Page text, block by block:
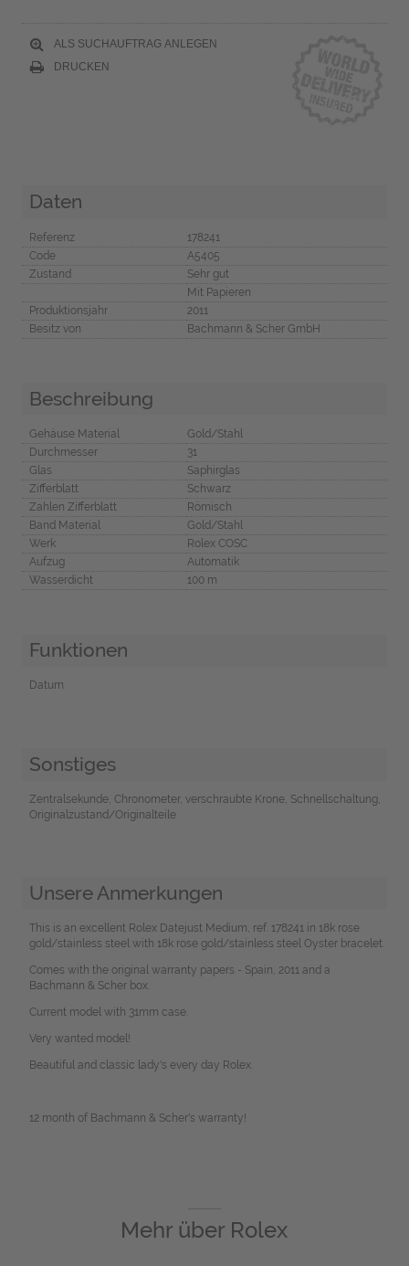
ALS SUCHAUFTRAG ANLEGEN
DRUCKEN
Daten
Referenz
178241
Code
A5405
Zustand
Sehr gut
Mit Papieren
Produktionsjahr
2011
Besitz von
Bachmann & Scher GmbH
Beschreibung
Gehäuse Material
Gold/Stahl
Durchmesser
31
Glas
Saphirglas
Zifferblatt
Schwarz
Zahlen Zifferblatt
Römisch
Band Material
Gold/Stahl
Werk
Rolex COSC
Aufzug
Automatik
Wasserdicht
100 m
Funktionen
Datum
Sonstiges
Zentralsekunde, Chronometer, verschraubte Krone, Schnellschaltung,
Originalzustand/Originalteile
Unsere Anmerkungen
This is an excellent Rolex Datejust Medium, ref. 178241 in 18k rose
gold/stainless steel with 18k rose gold/stainless steel Oyster bracelet.
Comes with the original warranty papers - Spain, 2011 and a
Bachmann & Scher box.
Current model with 31mm case.
Very wanted model!
Beautiful and classic lady's every day Rolex.
12 month of Bachmann & Scher's warranty!
Mehr über Rolex